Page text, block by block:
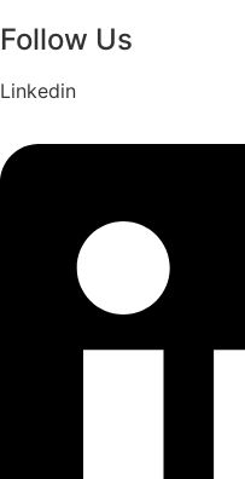
Follow Us
Linkedin